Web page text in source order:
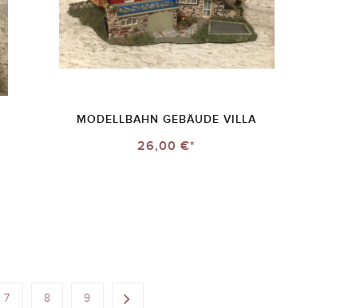
MODELLBAHN GEBÄUDE VILLA
26,00 €*
7 8 9